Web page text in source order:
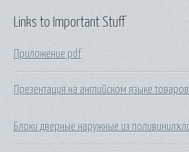
Links to Important Stuff
Приложение pdf
Презентация на английском языке товаров
Блоки дверные наружные из